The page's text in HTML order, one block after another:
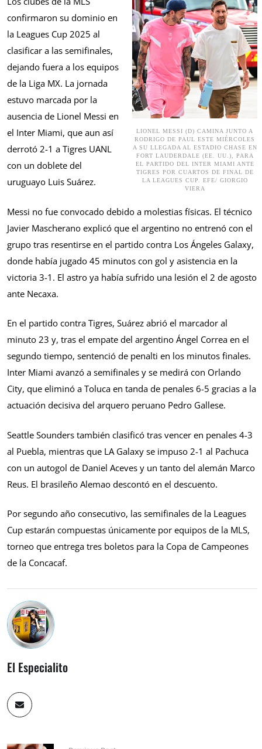
LIONEL MESSI (D) CAMINA JUNTO A
RODRIGO DE PAUL ESTE MIÉRCOLES
A SU LLEGADA AL ESTADIO CHASE EN
FORT LAUDERDALE (EE. UU.), PARA
EL PARTIDO DEL INTER MIAMI ANTE
TIGRES POR CUARTOS DE FINAL DE
LA LEAGUES CUP. EFE/ GIORGIO
VIERA
confirmaron su dominio en
la Leagues Cup 2025 al
clasificar a las semifinales,
dejando fuera a los equipos
de la Liga MX. La jornada
estuvo marcada por la
ausencia de Lionel Messi en
el Inter Miami, que aun así
derrotó 2-1 a Tigres UANL
con un doblete del
uruguayo Luis Suárez.
Messi no fue convocado debido a molestias físicas. El técnico
Javier Mascherano explicó que el argentino no entrenó con el
grupo tras resentirse en el partido contra Los Ángeles Galaxy,
donde había jugado 45 minutos con gol y asistencia en la
victoria 3-1. El astro ya había sufrido una lesión el 2 de agosto
ante Necaxa.
En el partido contra Tigres, Suárez abrió el marcador al
minuto 23 y, tras el empate del argentino Ángel Correa en el
segundo tiempo, sentenció de penalti en los minutos finales.
Inter Miami avanzó a semifinales y se medirá con Orlando
City, que eliminó a Toluca en tanda de penales 6-5 gracias a la
actuación decisiva del arquero peruano Pedro Gallese.
Seattle Sounders también clasificó tras vencer en penales 4-3
al Puebla, mientras que LA Galaxy se impuso 2-1 al Pachuca
con un autogol de Daniel Aceves y un tanto del alemán Marco
Reus. El brasileño Alemao descontó en el descuento.
Por segundo año consecutivo, las semifinales de la Leagues
Cup estarán compuestas únicamente por equipos de la MLS,
torneo que entrega tres boletos para la Copa de Campeones
de la Concacaf.
El Especialito